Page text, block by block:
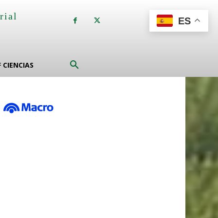
CIENCIAS
ES